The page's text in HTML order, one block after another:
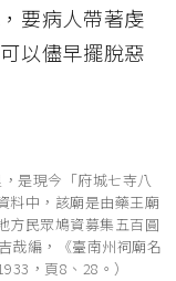
要病人帶著虔
以儘早擺脫惡
是現今「府城七寺八
料中，該廟是由藥王廟
方民眾鳩資募集五百圓
哉編，《臺南州祠廟名
，頁8、28。）